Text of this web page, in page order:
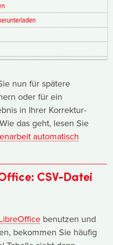
nun für spätere
oder für ein
in Ihrer Korrektur-
das geht, lesen Sie
automatisch
CSV-Datei
benutzen und
bekommen Sie häufig